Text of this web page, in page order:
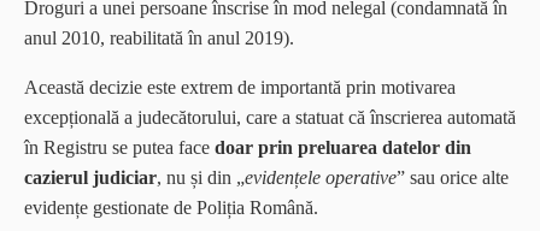
Droguri a unei persoane înscrise în mod nelegal (condamnată în
anul 2010, reabilitată în anul 2019).
Această decizie este extrem de importantă prin motivarea
excepțională a judecătorului, care a statuat că înscrierea automată
în Registru se putea face doar prin preluarea datelor din
cazierul judiciar, nu și din „evidențele operative” sau orice alte
evidențe gestionate de Poliția Română.